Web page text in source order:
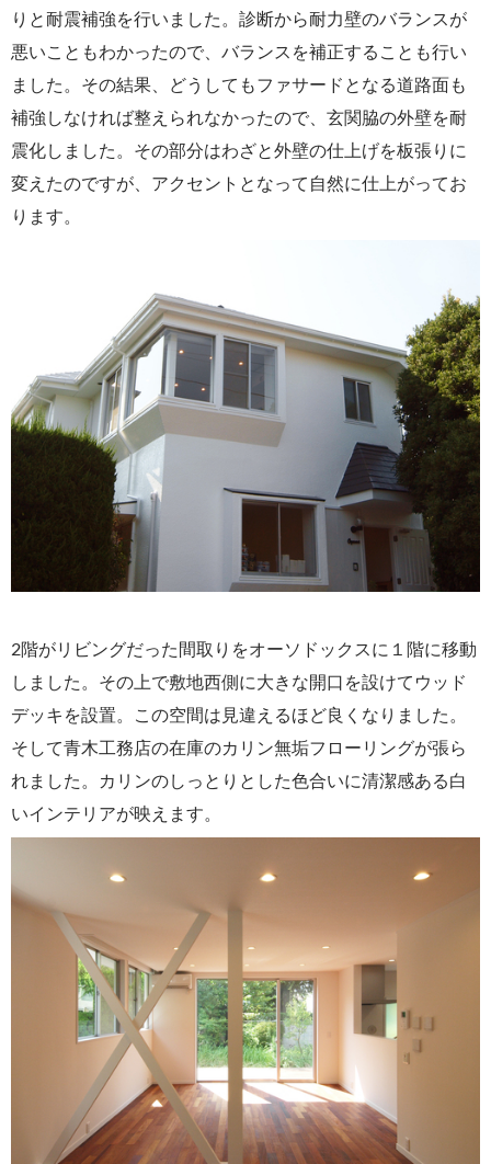
りと耐震補強を行いました。診断から耐力壁のバランスが
悪いこともわかったので、バランスを補正することも行い
ました。その結果、どうしてもファサードとなる道路面も
補強しなければ整えられなかったので、玄関脇の外壁を耐
震化しました。その部分はわざと外壁の仕上げを板張りに
変えたのですが、アクセントとなって自然に仕上がってお
ります。
2階がリビングだった間取りをオーソドックスに１階に移動
しました。その上で敷地西側に大きな開口を設けてウッド
デッキを設置。この空間は見違えるほど良くなりました。
そして青木工務店の在庫のカリン無垢フローリングが張ら
れました。カリンのしっとりとした色合いに清潔感ある白
いインテリアが映えます。